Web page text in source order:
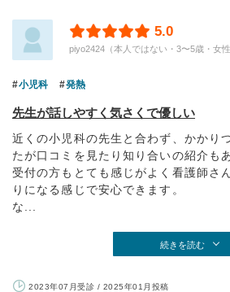
5.0
piyo2424（本人ではない・3〜5歳・女
小児科 発熱
先生が話しやすく気さくで優しい
近くの小児科の先生と合わず、かかり
たが口コミを見たり知り合いの紹介も
受付の方もとても感じがよく看護師さ
りになる感じで安心できます。
な...
続きを読む
2023年07月受診 / 2025年01月投稿